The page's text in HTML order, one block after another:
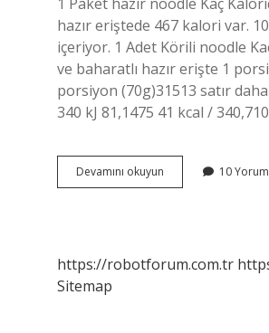
hazır eriştede 467 kalori var.
içeriyor. 1 Adet Körili noodle
ve baharatlı hazır erişte 1
porsiyon (70g)31513 satır
340 kJ 81,1475 41 kcal /
Devamını okuyun
Paket
10 Yorum
https://robotforum.com.tr
Sitemap